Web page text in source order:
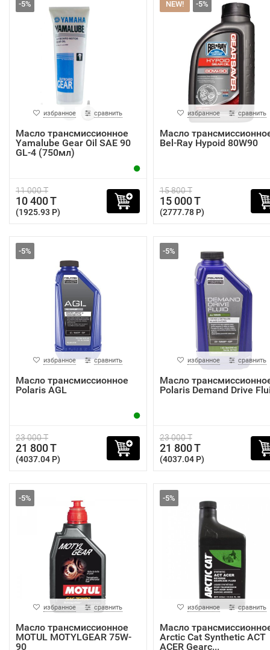
-5%
избранное сравнить
Масло трансмиссионное
Yamalube Gear Oil SAE 90
GL-4 (750мл)
11 000 T
10 400 T
(1925.93 P)
NEW! -5%
избранное сравнить
Масло
Bel-Ray Hypoid 80W90
15 800 T
15 000 T
(2777.78 P)
-5%
избранное сравнить
Масло трансмиссионное
Polaris AGL
23 000 T
21 800 T
(4037.04 P)
-5%
избранное сравнить
Масло
Polaris Demand Drive
23 000 T
21 800 T
(4037.04 P)
-5%
избранное сравнить
Масло трансмиссионное
MOTUL MOTYLGEAR 75W-
90
-5%
избранное сравнить
Масло
Arctic Cat Synthetic ACT
ACER Gearc...